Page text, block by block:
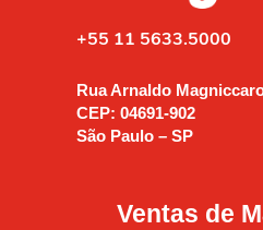
+55 11 5633.5000
Rua Arnaldo
CEP: 04691-902
São Paulo – SP
Ventas de